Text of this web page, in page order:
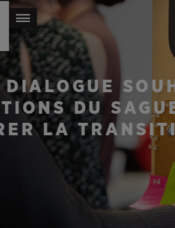
DIALOGUE
DU
LA